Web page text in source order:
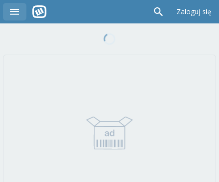
Zaloguj się